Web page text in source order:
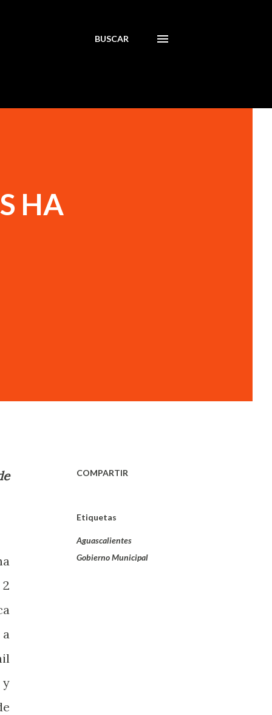
BUSCAR
HA
y
COMPARTIR
Etiquetas
Aguascalientes
Gobierno Municipal